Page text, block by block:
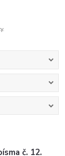
č. 12.